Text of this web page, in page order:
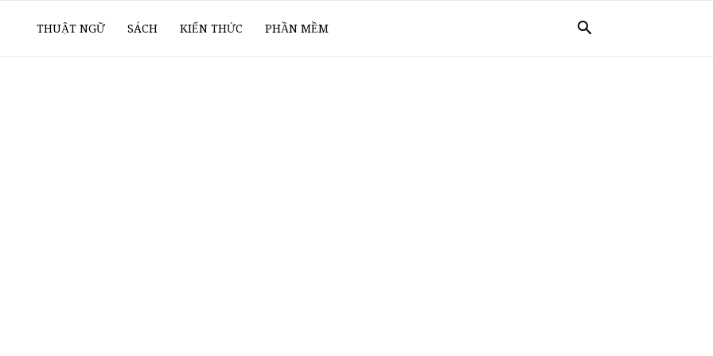
THUẬT NGỮ SÁCH KIẾN THỨC PHẦN MỀM